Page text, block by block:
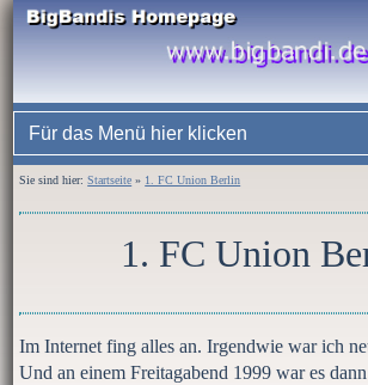
Sie sind hier:Startseite » 1. FC Union Berlin
1. FC Union
Im Internet fing alles an. Irgendwie war ich
Und an einem Freitagabend 1999 war es